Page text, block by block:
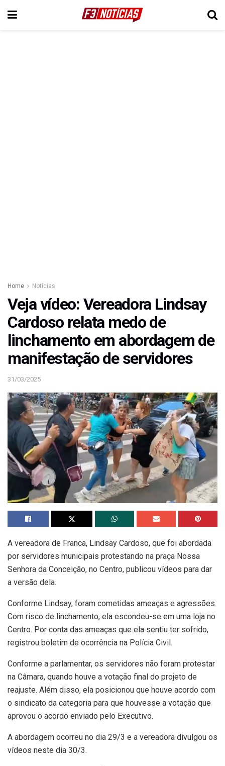
Home Notícias
Veja vídeo: Vereadora Lindsay
Cardoso relata medo de
linchamento em abordagem de
manifestação de servidores
31/03/2025
A vereadora de Franca, Lindsay Cardoso, que foi abordada
por servidores municipais protestando na praça Nossa
Senhora da Conceição, no Centro, publicou vídeos para dar
a versão dela.
Conforme Lindsay, foram cometidas ameaças e agressões.
Com risco de linchamento, ela escondeu-se em uma loja no
Centro. Por conta das ameaças que ela sentiu ter sofrido,
registrou boletim de ocorrência na Polícia Civil.
Conforme a parlamentar, os servidores não foram protestar
na Câmara, quando houve a votação final do projeto de
reajuste. Além disso, ela posicionou que houve acordo com
o sindicato da categoria para que houvesse a votação que
aprovou o acordo enviado pelo Executivo.
A abordagem ocorreu no dia 29/3 e a vereadora divulgou os
vídeos neste dia 30/3.